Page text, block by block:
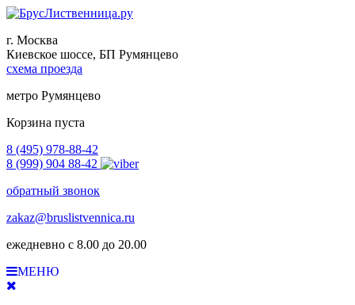
г. Москва
Киевское шоссе, БП Румянцево
схема проезда
метро Румянцево
Корзина пуста
8 (495) 978-88-42
8 (999) 904 88-42
обратный звонок
zakaz@bruslistvennica.ru
ежедневно с 8.00 до 20.00
МЕНЮ